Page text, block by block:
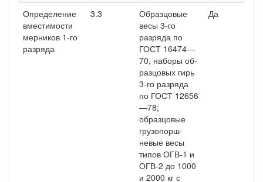
Определение
вмести­мости
мерников 1-го
разряда
3.3
Образцовые
весы 3-го
разряда по
ГОСТ 16474—
70, наборы об­
разцовых гирь
3-го раз­ряда
по ГОСТ 12656
—78;
образцовые
грузопорш­
невые весы
типов ОГВ-1 и
ОГВ-2 до 1000
и 2000 кг с
Да